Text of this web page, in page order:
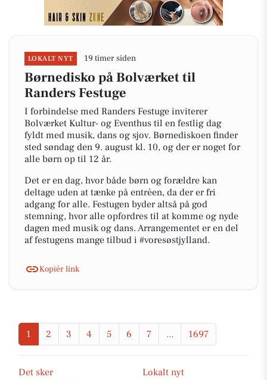
LOKALT NYT 19 timer siden
Børnedisko på Bolværket til
Randers Festuge
I forbindelse med Randers Festuge inviterer
Bolværket Kultur- og Eventhus til en festlig dag
fyldt med musik, dans og sjov. Børnediskoen finder
sted søndag den 9. august kl. 10, og der er noget for
alle børn op til 12 år.
Det er en dag, hvor både børn og forældre kan
deltage uden at tænke på entréen, da der er fri
adgang for alle. Festugen byder altså på god
stemning, hvor alle opfordres til at komme og nyde
dagen med musik og dans. Arrangementet er en del
af festugens mange tilbud i #voresøstjylland.
Kopiér link
1 2 3 4 5 6 7 ... 1697
Det sker
Lokalt nyt